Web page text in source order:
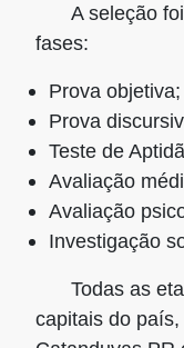
A seleção
fases:
Prova objetiva;
Prova
Teste de
Avaliação
Avaliação
Investigação
Todas as
capitais do